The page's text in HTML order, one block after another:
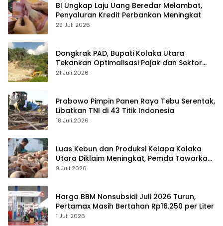
BI Ungkap Laju Uang Beredar Melambat,
Penyaluran Kredit Perbankan Meningkat
29 Juli 2026
Dongkrak PAD, Bupati Kolaka Utara
Tekankan Optimalisasi Pajak dan Sektor
Tambang
21 Juli 2026
Prabowo Pimpin Panen Raya Tebu Serentak,
Libatkan TNI di 43 Titik Indonesia
18 Juli 2026
Luas Kebun dan Produksi Kelapa Kolaka
Utara Diklaim Meningkat, Pemda Tawarkan
Peluang Investasi
9 Juli 2026
Harga BBM Nonsubsidi Juli 2026 Turun,
Pertamax Masih Bertahan Rp16.250 per Liter
1 Juli 2026